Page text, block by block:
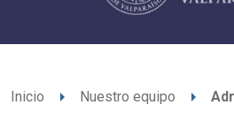
Inicio arrow_right Nuestro equipo arrow_right